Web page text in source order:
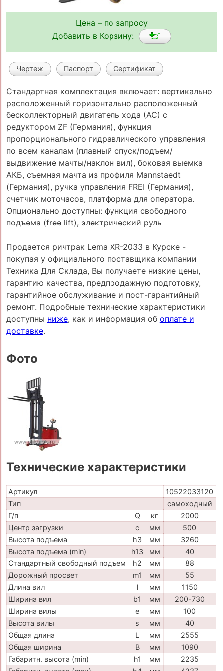
Цена – по запросу
Добавить в Корзину:
Чертеж Паспорт Сертификат
Стандартная комплектация включает: вертикально
расположенный горизонтально расположенный
бесколлекторный двигатель хода (АС) с
редуктором ZF (Германия), функция
пропорционального гидравлического управления
по всем каналам (плавный спуск/подъем/
выдвижение мачты/наклон вил), боковая выемка
АКБ, съемная мачта из профиля Mannstaedt
(Германия), ручка управления FREI (Германия),
счетчик моточасов, платформа для оператора.
Опционально доступны: функция свободного
подъема (free lift), электрический руль
Продается ричтрак Lema XR-2033 в Курске -
покупая у официального поставщика компании
Техника Для Склада, Вы получаете низкие цены,
гарантию качества, предпродажную подготовку,
гарантийное обслуживание и пост-гарантийный
ремонт. Подробные технические характеристики
доступны ниже, как и информация об оплате и
доставке.
Фото
Технические характеристики
Артикул
10522033120
Тип
самоходный
Г/п
Q кг
2000
Центр загрузки
c мм
500
Высота подъема
h3 мм
3260
Высота подъема (min)
h13 мм
40
Стандартный свободный подъем
h2 мм
88
Дорожный просвет
m1 мм
55
Длина вил
l мм
1150
Ширина вил
b1 мм
200-730
Ширина вилы
e мм
100
Высота вилы
s мм
40
Общая длина
L мм
2555
Общая ширина
B мм
1090
Габаритн. высота (min)
h1 мм
2235